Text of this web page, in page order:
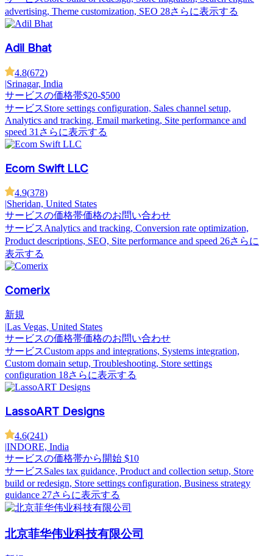
advertising, Theme customization, SEO 28さらに表示する
Adil Bhat
4.8(672)
|Srinagar, India
サービスの価格帯$20-$500
サービスStore settings configuration, Sales channel setup,
Analytics and tracking, Email marketing, Site performance and
speed 31さらに表示する
Ecom Swift LLC
4.9(378)
|Sheridan, United States
サービスの価格帯価格のお問い合わせ
サービスAnalytics and tracking, Conversion rate optimization,
Product descriptions, SEO, Site performance and speed 26さらに
表示する
Comerix
新規
|Las Vegas, United States
サービスの価格帯価格のお問い合わせ
サービスCustom apps and integrations, Systems integration,
Custom domain setup, Troubleshooting, Store settings
configuration 18さらに表示する
LassoART Designs
4.6(241)
|INDORE, India
サービスの価格帯から開始 $10
サービスSales tax guidance, Product and collection setup, Store
build or redesign, Store settings configuration, Business strategy
guidance 27さらに表示する
北京菲华伟业科技有限公司